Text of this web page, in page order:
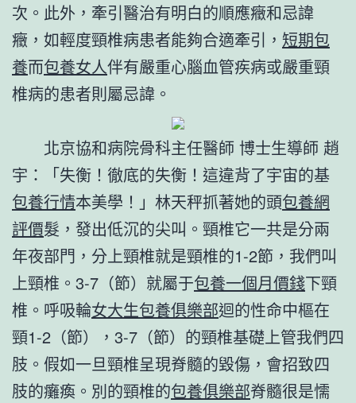
次。此外，牽引醫治有明白的順應癥和忌諱
癥，如輕度頸椎病患者能夠合適牽引， 短期包
養而包養女人伴有嚴重心腦血管疾病或嚴重頸
椎病的患者則屬忌諱。
北京協和病院骨科主任醫師 博士生導師 趙
宇：「失衡！徹底的失衡！這違背了宇宙的基
包養行情本美學！」林天秤抓著她的頭包養網
評價髮，發出低沉的尖叫。頸椎它一共是分兩
年夜部門，分上頸椎就是頸椎的1-2節，我們叫
上頸椎。3-7（節）就屬于包養一個月價錢下頸
椎。呼吸輪女大生包養俱樂部迴的性命中樞在
頸1-2（節），3-7（節）的頸椎基礎上管我們四
肢。假如一旦頸椎呈現脊髓的毀傷，會招致四
肢的癱瘓。別的頸椎的包養俱樂部脊髓很是懦